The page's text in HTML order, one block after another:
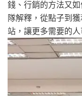
錢、行銷的方法又
隊解釋，從點子到
站，讓更多需要的人